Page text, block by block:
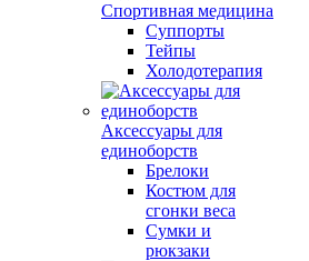
Спортивная медицина
Суппорты
Тейпы
Холодотерапия
Аксессуары для
единоборств
Брелоки
Костюм для
сгонки веса
Сумки и
рюкзаки